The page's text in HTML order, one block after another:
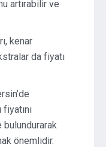
artırabilir ve
kenar
da fiyatı
bulundurarak
önemlidir.